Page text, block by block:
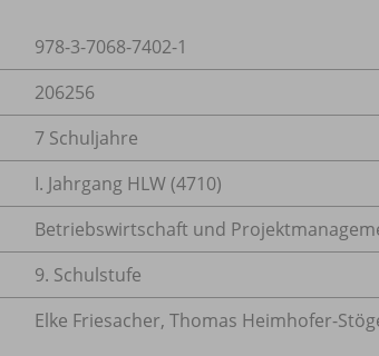
978-3-7068-7402-1
206256
7 Schuljahre
I. Jahrgang HLW (4710)
Betriebswirtschaft und
9. Schulstufe
Elke Friesacher, Thomas Heimhofer-